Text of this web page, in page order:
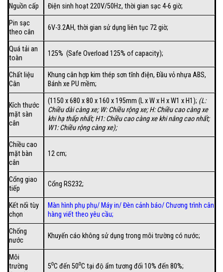
Nguồn cấp
Điện sinh hoạt 220V/50Hz, thời gian sạc 4-6 giờ;
Pin sạc
theo cân
6V-3.2AH, thời gian sử dụng liên tục 72 giờ;
Quá tải an
toàn
125% (Safe Overload 125% of capacity);
Chất liệu
Cân
Khung cân hợp kim thép sơn tĩnh điện, Đầu vỏ nhựa ABS,
Bánh xe PU mềm;
Kích thước
mặt sàn
cân
(1150 x 680 x 80 x 160 x 195mm (L x W x H x W1 x H1); (L:
Chiều dài càng xe; W: Chiều rộng xe; H: Chiều cao càng xe
khi hạ thấp nhất; H1: Chiều cao càng xe khi nâng cao nhất;
W1: Chiều rộng càng xe);
Chiều cao
mặt bàn
cân
12 cm;
Cổng giao
tiếp
Cổng RS232;
Kết nối tùy
chọn
Màn hình phụ phụ/ Máy in/Đèn cảnh báo/Chương trình cân
hàng viết theo yêu cầu;
Chống
nước
Khuyến cáo không sử dụng trong môi trường có nước;
Môi
trường
5⁰C đến 50⁰C tại độ ẩm tương đối 10% đến 80%;